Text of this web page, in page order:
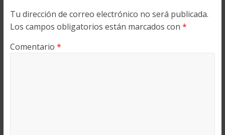
Tu dirección de correo electrónico no será publicada.
Los campos obligatorios están marcados con *
Comentario *